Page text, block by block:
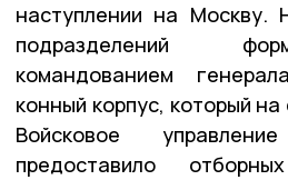
наступлении на Москву.
подразделений
командованием
конный корпус, который
Войсковое
предоставило